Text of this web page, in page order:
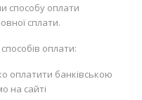
способу оплати
сплати.
оплати:
оплатити банківською
на сайті